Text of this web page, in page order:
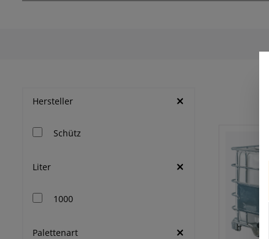
Hersteller
Schütz
Liter
1000
Palettenart